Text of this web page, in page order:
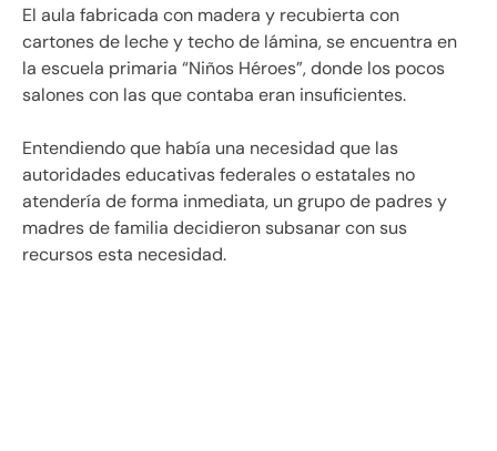
El aula fabricada con madera y recubierta con
cartones de leche y techo de lámina, se encuentra en
la escuela primaria “Niños Héroes”, donde los pocos
salones con las que contaba eran insuficientes.
Entendiendo que había una necesidad que las
autoridades educativas federales o estatales no
atendería de forma inmediata, un grupo de padres y
madres de familia decidieron subsanar con sus
recursos esta necesidad.